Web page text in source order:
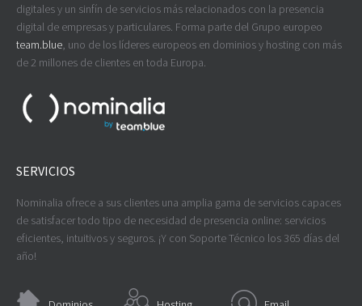
digitales y un sinfín de servicios más relacionados con la presencia
digital de empresas y particulares. Forma parte del Grupo europeo
team.blue, uno de los líderes europeos en dominios y hosting con más
de 2 millones de clientes en toda Europa.
SERVICIOS
Nominalia ofrece a sus clientes una amplia gama de servicios capaces
de satisfacer todo tipo de necesidad de presencia online: servicios
eficientes, intuitivos y seguros. ¡Y con Soporte Técnico los 365 días del
año!